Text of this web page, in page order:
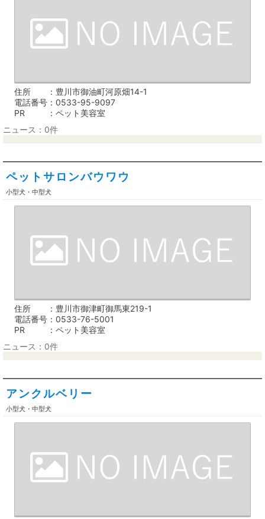
住所
豊川市御油町河原畑14-1
電話番号
0533-95-9097
PR
ペット美容室
ニュース：0件
ペットサロンバウワウ
小型犬・中型犬
住所
豊川市御津町御馬東219-1
電話番号
0533-76-5001
PR
ペット美容室
ニュース：0件
アンクルベリー
小型犬・中型犬